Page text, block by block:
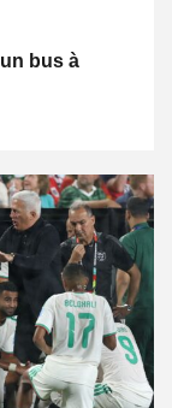
bus à